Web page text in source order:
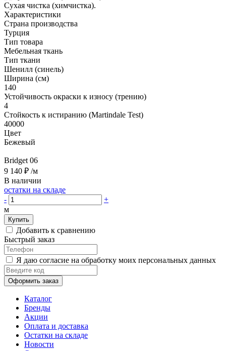
Cухая чистка (химчистка).
Характеристики
Страна производства
Турция
Тип товара
Мебельная ткань
Тип ткани
Шенилл (синель)
Ширина (см)
140
Устойчивость окраски к износу (трению)
4
Стойкость к истиранию (Martindale Test)
40000
Цвет
Бежевый
Bridget 06
9 140 ₽ /м
В наличии
остатки на складе
-
+
м
Купить
Добавить к сравнению
Быстрый заказ
Я даю согласие на обработку моих персональных данных
Оформить заказ
Каталог
Бренды
Акции
Оплата и доставка
Остатки на складе
Новости